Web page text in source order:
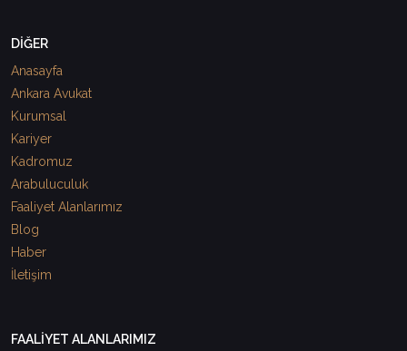
DİĞER
Anasayfa
Ankara Avukat
Kurumsal
Kariyer
Kadromuz
Arabuluculuk
Faaliyet Alanlarımız
Blog
Haber
İletişim
FAALİYET ALANLARIMIZ